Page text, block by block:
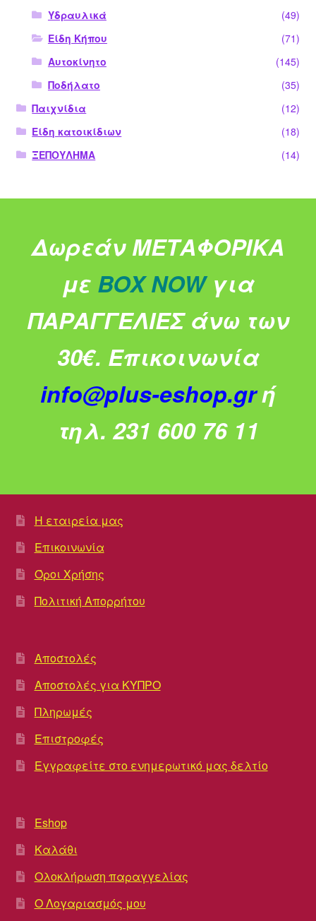
Υδραυλικά
(49)
Είδη Κήπου
(71)
Αυτοκίνητο
(145)
Ποδήλατο
(35)
Παιχνίδια
(12)
Είδη κατοικίδιων
(18)
ΞΕΠΟΥΛΗΜΑ
(14)
Δωρεάν ΜΕΤΑΦΟΡΙΚΑ
με BOX NOW για
ΠΑΡΑΓΓΕΛΙΕΣ άνω των
30€. Επικοινωνία
info@plus-eshop.grή
τηλ. 231 600 76 11
Η εταιρεία μας
Επικοινωνία
Όροι Χρήσης
Πολιτική Απορρήτου
Αποστολές
Αποστολές για ΚΥΠΡΟ
Πληρωμές
Επιστροφές
Εγγραφείτε στο ενημερωτικό μας δελτίο
Eshop
Καλάθι
Ολοκλήρωση παραγγελίας
Ο Λογαριασμός μου